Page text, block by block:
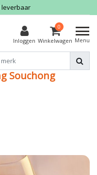
leverbaar
Inloggen
0
Winkelwagen Menu
Souchong